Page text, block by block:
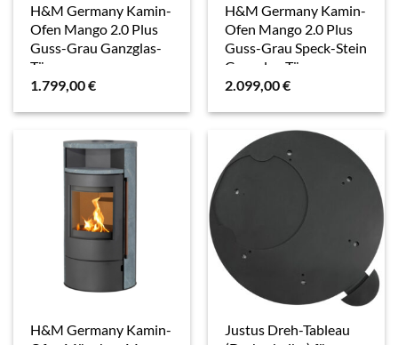
H&M Germany Kamin-
Ofen Mango 2.0 Plus
Guss-Grau Ganzglas-
Tür
1.799,00€
H&M Germany Kamin-
Ofen Mango 2.0 Plus
Guss-Grau Speck-Stein
Ganzglas-Tür
2.099,00€
H&M Germany Kamin-
Justus Dreh-Tableau